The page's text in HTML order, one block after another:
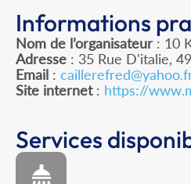
Informations
Nom de l’organisateur : 10
Adresse : 35 Rue D'italie,
Email :
Site internet: https://
Services